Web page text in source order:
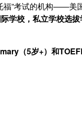
福”考试的机构——美
学校，私立学校选
（5岁+）和